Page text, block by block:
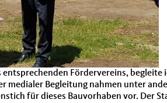
Fördervereins,
Begleitung nahmen unter
für dieses Bauvorhaben vor. Der